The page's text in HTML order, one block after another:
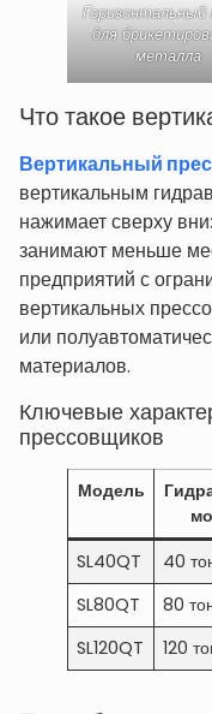
Горизонтальный
для
металла
Что такое
Вертикальный
вертикальным
нажимает сверху
занимают меньше
предприятий с
вертикальных
или
материалов.
Ключевые
прессовщиков
Модель
SL40QT 40
SL80QT
80
SL120QT
120